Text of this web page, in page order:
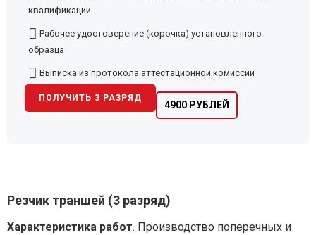
квалификации
Рабочее удостоверение (корочка) установленного
образца
Выписка из протокола аттестационной комиссии
4900 РУБЛЕЙ
ПОЛУЧИТЬ 3 РАЗРЯД
Резчик траншей (3 разряд)
Характеристика работ. Производство поперечных и